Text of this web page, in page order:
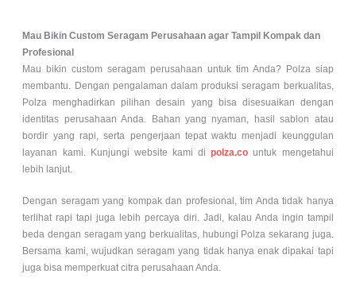
Mau Bikin Custom Seragam Perusahaan agar Tampil Kompak dan
Profesional
Mau bikin custom seragam perusahaan untuk tim Anda? Polza siap
membantu. Dengan pengalaman dalam produksi seragam berkualitas,
Polza menghadirkan pilihan desain yang bisa disesuaikan dengan
identitas perusahaan Anda. Bahan yang nyaman, hasil sablon atau
bordir yang rapi, serta pengerjaan tepat waktu menjadi keunggulan
layanan kami. Kunjungi website kami dipolza.co untuk mengetahui
lebih lanjut.
Dengan seragam yang kompak dan profesional, tim Anda tidak hanya
terlihat rapi tapi juga lebih percaya diri. Jadi, kalau Anda ingin tampil
beda dengan seragam yang berkualitas, hubungi Polza sekarang juga.
Bersama kami, wujudkan seragam yang tidak hanya enak dipakai tapi
juga bisa memperkuat citra perusahaan Anda.